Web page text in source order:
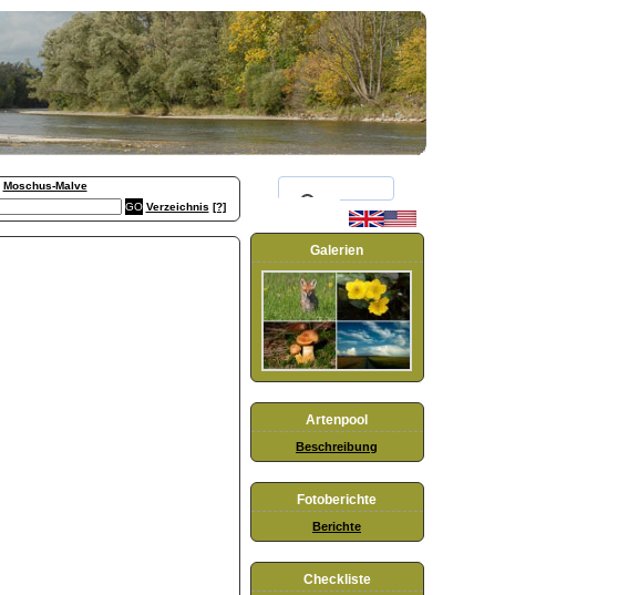
Moschus-Malve
Verzeichnis [?]
Galerien
Artenpool
Beschreibung
Fotoberichte
Berichte
Checkliste